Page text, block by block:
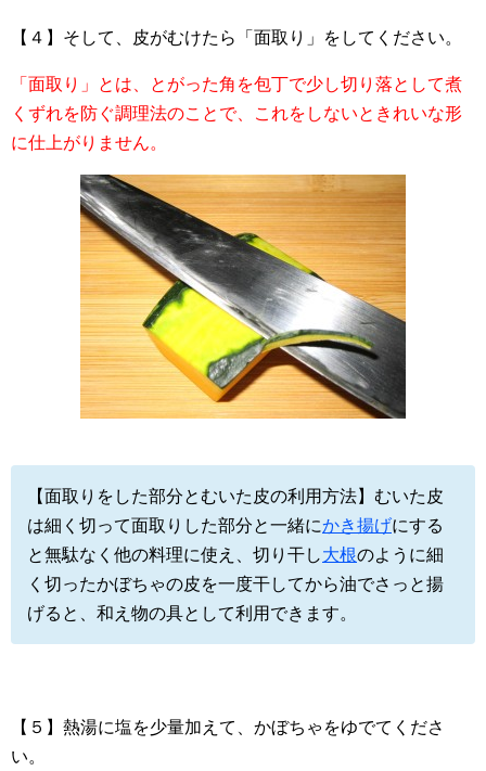
【４】そして、皮がむけたら「面取り」をしてください。
「面取り」とは、とがった角を包丁で少し切り落として煮
くずれを防ぐ調理法のことで、これをしないときれいな形
に仕上がりません。
【面取りをした部分とむいた皮の利用方法】むいた皮
は細く切って面取りした部分と一緒にかき揚げにする
と無駄なく他の料理に使え、切り干し大根のように細
く切ったかぼちゃの皮を一度干してから油でさっと揚
げると、和え物の具として利用できます。
【５】熱湯に塩を少量加えて、かぼちゃをゆでてくださ
い。